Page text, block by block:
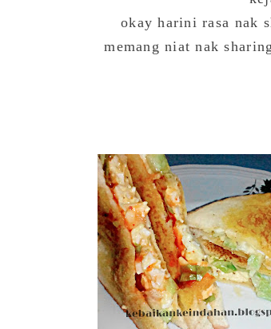
okay harini rasa nak
memang niat nak